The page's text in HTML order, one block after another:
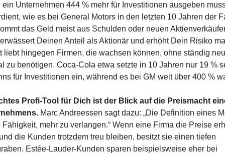
ein Unternehmen 444 % mehr für Investitionen ausgeben
wie es bei General Motors in den letzten 10 Jahren der
das Geld meist aus Schulden oder neuen
Deinen Anteil als Aktionär und erhöht Dein Risiko
liebt hingegen Firmen, die wachsen können, ohne ständig
zu benötigen. Coca-Cola etwa setzte in 10 Jahren nur 19 %
für Investitionen ein, während es bei GM weit über 400 %
Profi-Tool für Dich ist der Blick auf die Preismacht
. Marc Andreessen sagt dazu: „Die Definition eines
Fähigkeit, mehr zu verlangen.“ Wenn eine Firma die Preise
die Kunden trotzdem treu bleiben, besitzt sie einen tiefen
Estée-Lauder-Kunden sparen beispielsweise eher bei